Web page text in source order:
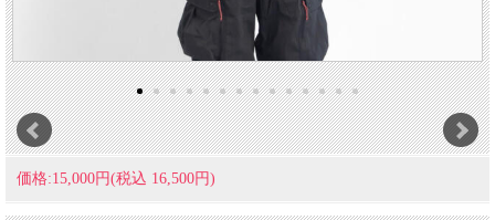
価格:15,000円(税込 16,500円)